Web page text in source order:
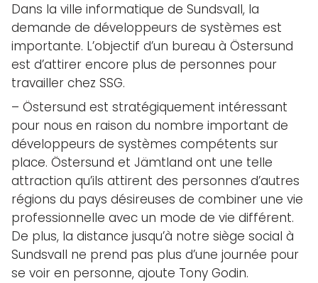
Dans la ville informatique de Sundsvall, la
demande de développeurs de systèmes est
importante. L’objectif d’un bureau à Östersund
est d’attirer encore plus de personnes pour
travailler chez SSG.
– Östersund est stratégiquement intéressant
pour nous en raison du nombre important de
développeurs de systèmes compétents sur
place. Östersund et Jämtland ont une telle
attraction qu’ils attirent des personnes d’autres
régions du pays désireuses de combiner une vie
professionnelle avec un mode de vie différent.
De plus, la distance jusqu’à notre siège social à
Sundsvall ne prend pas plus d’une journée pour
se voir en personne, ajoute Tony Godin.